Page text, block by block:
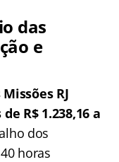
das
e
RJ
R$ 1.238,16 a
dos
horas